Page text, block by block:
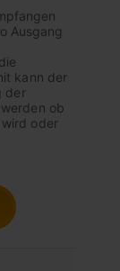
Ausgang
kann der
der
ob
oder